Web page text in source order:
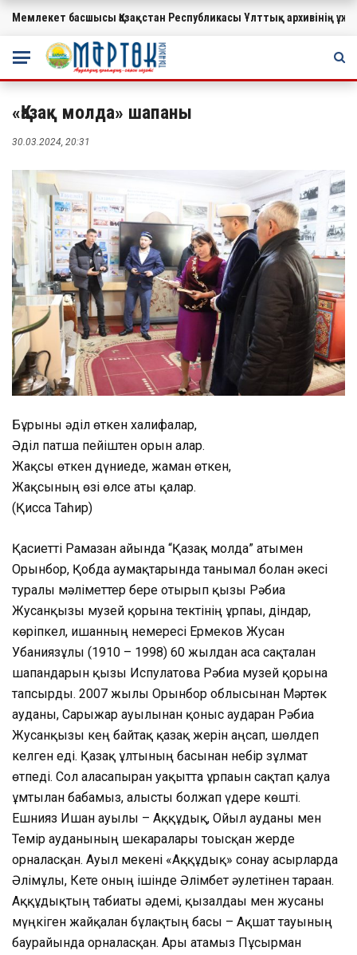
МАҢЫЗДЫ
Мемлекет басшысы Қазақстан Республикасы Ұлттық
«Қазақ молда» шапаны
30.03.2024, 20:31
Бұрынғы әділ өткен халифалар,
Әділ патша пейіштен орын алар.
Жақсы өткен дүниеде, жаман өткен,
Жақсының өзі өлсе аты қалар.
(Қисса Таһир)
Қасиетті Рамазан айында “Қазақ молда” атымен
Орынбор, Қобда аумақтарында танымал болған әкесі
туралы мәліметтер бере отырып қызы Рәбиға
Жусанқызы музей қорына тектінің ұрпағы, діндар,
көріпкел, ишанның немересі Ермеков Жусан
Убаниязұлы (1910 – 1998) 60 жылдан аса сақталған
шапандарын қызы Испулатова Рәбиға музей қорына
тапсырды. 2007 жылы Орынбор облысынан Мәртөк
ауданы, Сарыжар ауылынан қоныс аударған Рәбиға
Жусанқызы кең байтақ қазақ жерін аңсап, шөлдеп
келген еді. Қазақ ұлтының басынан небір зұлмат
өтпеді. Сол аласапыран уақытта ұрпағын сақтап қалуға
ұмтылған бабамыз, алысты болжап үдере көшті.
Ешнияз Ишан ауылы – Аққұдық, Ойыл ауданы мен
Темір ауданының шекаралары тоғысқан жерде
орналасқан. Ауыл мекені «Аққұдық» сонау ғасырларда
Әлімұлы, Кете оның ішінде Әлімбет әулетінен тараған.
Аққұдықтың табиғаты әдемі, қызғалдағы мен жусаны
мүңкіген жайқалған бұлақтың басы – Ақшат тауының
баурайында орналасқан. Арғы атамыз Пұсырман